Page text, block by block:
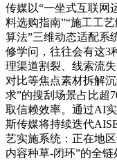
传媒以“一坐式互联网
料选购指南”“施工工
算法”三维动态适配系
修学问，往往会有这3
理渠道割裂、线索流
对比等焦点素材拆解
求”的搜刮场景占比超
取信赖效率。通过AI
斯传媒将持续迭代
艺实施系统：正在地
内容种草-闭环”的全